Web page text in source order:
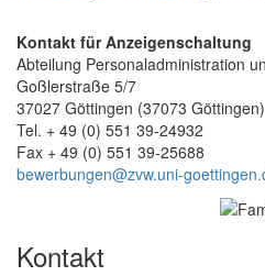
Kontakt für Anzeigenschaltung
Abteilung Personaladministration
Goßlerstraße 5/7
37027 Göttingen (37073 Göttingen)
Tel. + 49 (0) 551 39-24932
Fax + 49 (0) 551 39-25688
bewerbungen@zvw.uni-
Kontakt